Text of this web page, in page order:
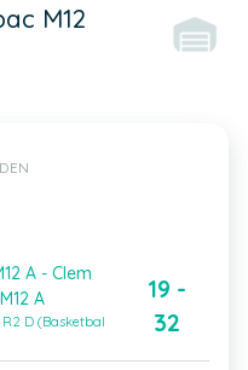
M12
A - Clem
A
R2 D (Basketbal
19 -
32